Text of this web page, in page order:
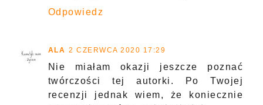
Odpowiedz
ALA 2 CZERWCA 2020 17:29
Nie miałam okazji jeszcze poznać
twórczości tej autorki. Po Twojej
recenzji jednak wiem, że koniecznie